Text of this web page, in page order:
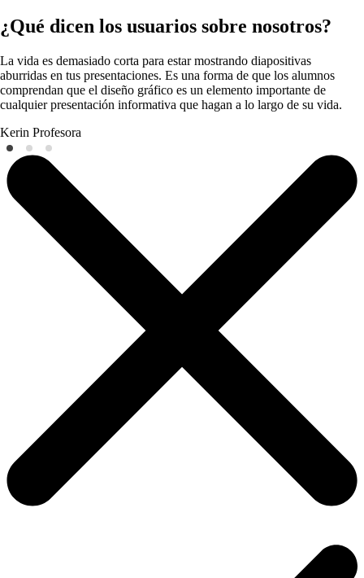
¿Qué dicen los usuarios sobre nosotros?
La vida es demasiado corta para estar mostrando diapositivas
aburridas en tus presentaciones. Es una forma de que los alumnos
comprendan que el diseño gráfico es un elemento importante de
cualquier presentación informativa que hagan a lo largo de su vida.
Kerin Profesora